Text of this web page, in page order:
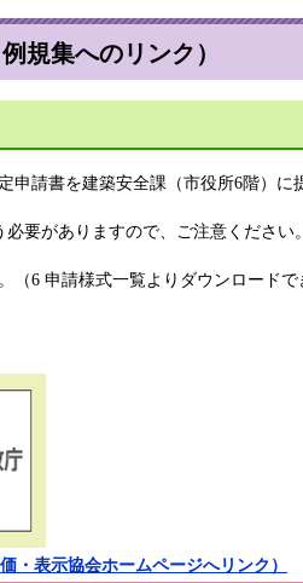
例規集へのリンク）​
請書を建築安全課（市役所6階）に
要がありますので、ご注意ください。
6 申請様式一覧よりダウンロードで
表示協会ホームページへリンク）